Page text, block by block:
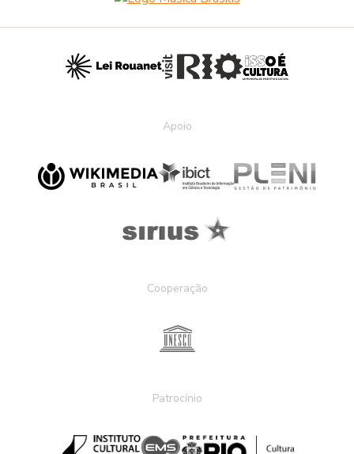
Apoio
Cooperação
Patrocínio